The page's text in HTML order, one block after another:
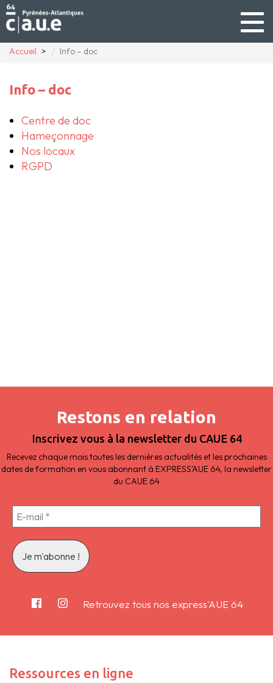
Accueil
Info – doc
Info – doc
Centre de doc
Hameçonnage
Nos locaux
RGPD
Restons en relation
Inscrivez vous à la newsletter du CAUE 64
Recevez chaque mois toutes les dernières actualités et les prochaines
dates de formation en vous abonnant à EXPRESS'AUE 64, la newsletter
du CAUE 64
Retrouvez tous nos express'AUE 64
Ressources en ligne